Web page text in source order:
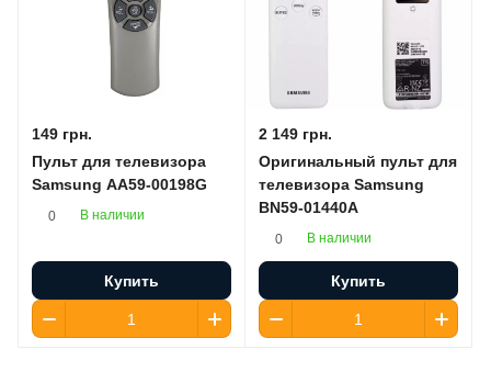
149 грн.
Пульт для телевизора
Samsung AA59-00198G
0 В наличии
Купить
2 149 грн.
Оригинальный пульт для
телевизора Samsung
BN59-01440A
0 В наличии
Купить